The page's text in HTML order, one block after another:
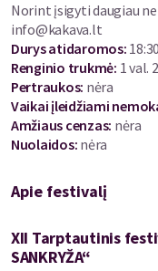
Norint įsigyti daugiau
info@kakava.lt
Durys atidaromos:
Renginio trukmė: 1 val.
Pertraukos: nėra
Vaikai įleidžiami
Amžiaus cenzas: nėra
Nuolaidos: nėra
Apie festivalį
XII Tarptautinis
SANKRYŽA“